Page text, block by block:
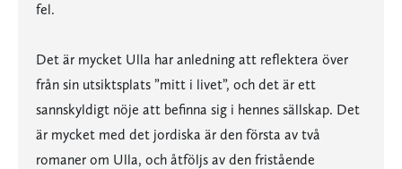
fel.
Det är mycket Ulla har anledning att reflektera över
från sin utsiktsplats ”mitt i livet”, och det är ett
sannskyldigt nöje att befinna sig i hennes sällskap. Det
är mycket med det jordiska är den första av två
romaner om Ulla, och åtföljs av den fristående